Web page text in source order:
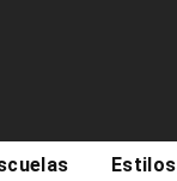
Estilos